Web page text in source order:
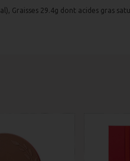
Graisses 29.4g dont acides gras